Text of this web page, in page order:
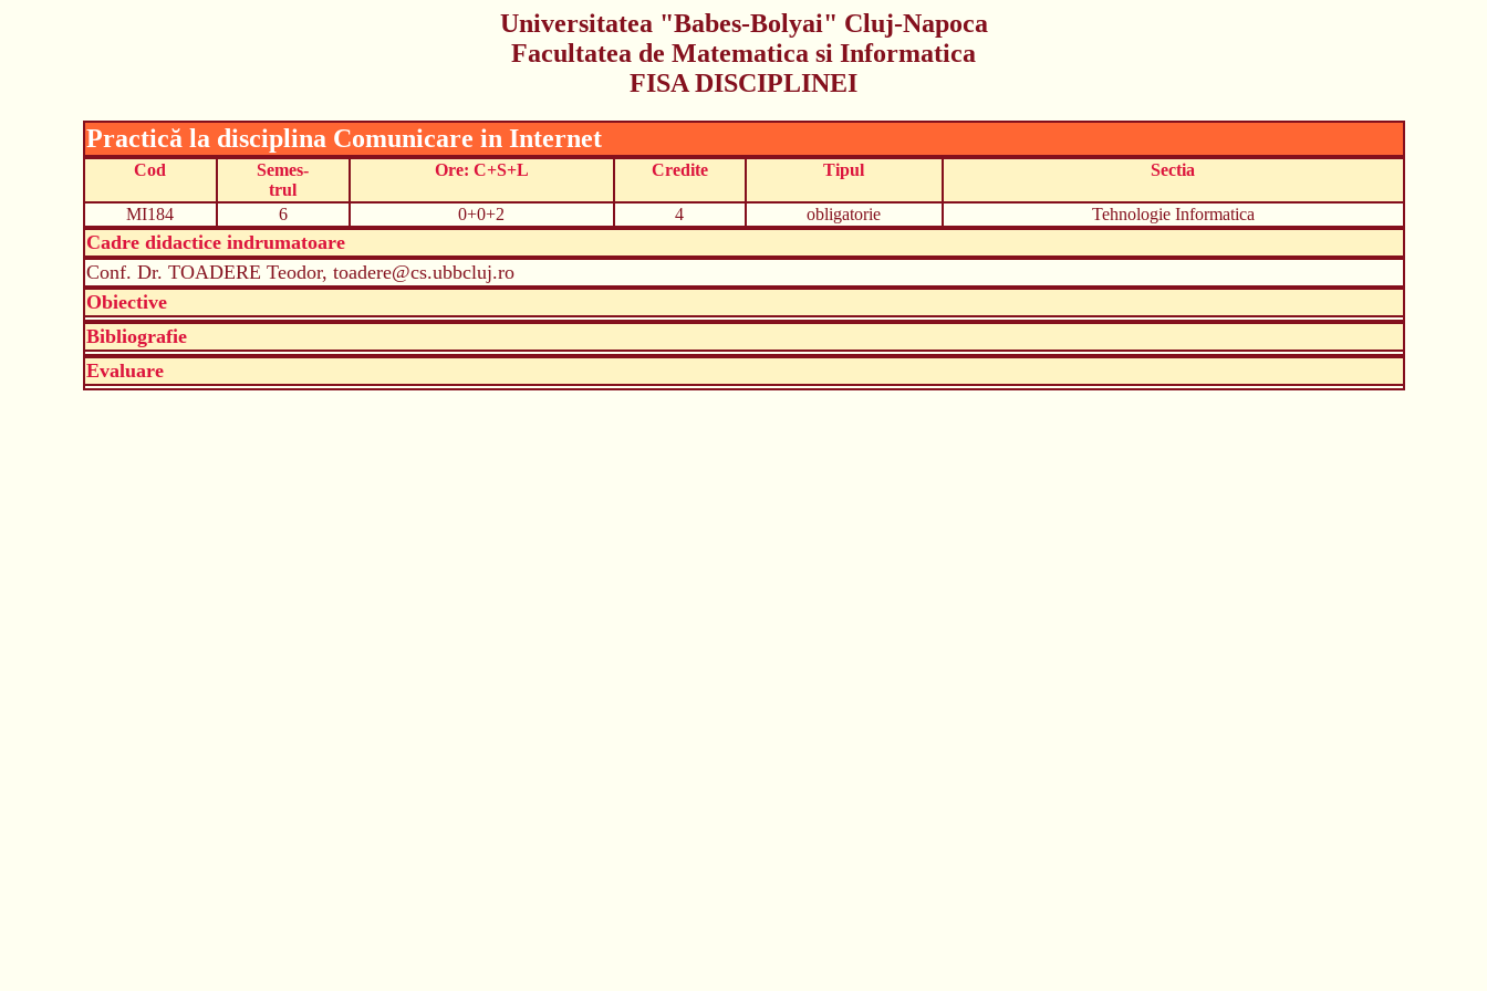
Universitatea "Babes-Bolyai" Cluj-Napoca
Facultatea de Matematica si Informatica
FISA DISCIPLINEI
Practică la disciplina Comunicare in Internet
Cod
Semes-
trul
Ore: C+S+L Credite Tipul Sectia
MI184 6 0+0+2 4 obligatorie Tehnologie Informatica
Cadre didactice indrumatoare
Conf. Dr. TOADERE Teodor, toadere@cs.ubbcluj.ro
Obiective
Bibliografie
Evaluare